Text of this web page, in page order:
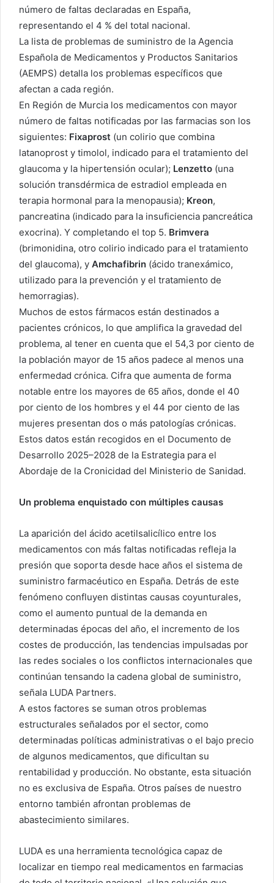
número de faltas declaradas en España,
representando el 4 % del total nacional.
La lista de problemas de suministro de la Agencia
Española de Medicamentos y Productos Sanitarios
(AEMPS) detalla los problemas específicos que
afectan a cada región.
En Región de Murcia los medicamentos con mayor
número de faltas notificadas por las farmacias son los
siguientes: Fixaprost (un colirio que combina
latanoprost y timolol, indicado para el tratamiento del
glaucoma y la hipertensión ocular); Lenzetto (una
solución transdérmica de estradiol empleada en
terapia hormonal para la menopausia); Kreon,
pancreatina (indicado para la insuficiencia pancreática
exocrina). Y completando el top 5. Brimvera
(brimonidina, otro colirio indicado para el tratamiento
del glaucoma), y Amchafibrin (ácido tranexámico,
utilizado para la prevención y el tratamiento de
hemorragias).
Muchos de estos fármacos están destinados a
pacientes crónicos, lo que amplifica la gravedad del
problema, al tener en cuenta que el 54,3 por ciento de
la población mayor de 15 años padece al menos una
enfermedad crónica. Cifra que aumenta de forma
notable entre los mayores de 65 años, donde el 40
por ciento de los hombres y el 44 por ciento de las
mujeres presentan dos o más patologías crónicas.
Estos datos están recogidos en el Documento de
Desarrollo 2025–2028 de la Estrategia para el
Abordaje de la Cronicidad del Ministerio de Sanidad.
Un problema enquistado con múltiples causas
La aparición del ácido acetilsalicílico entre los
medicamentos con más faltas notificadas refleja la
presión que soporta desde hace años el sistema de
suministro farmacéutico en España. Detrás de este
fenómeno confluyen distintas causas coyunturales,
como el aumento puntual de la demanda en
determinadas épocas del año, el incremento de los
costes de producción, las tendencias impulsadas por
las redes sociales o los conflictos internacionales que
continúan tensando la cadena global de suministro,
señala LUDA Partners.
A estos factores se suman otros problemas
estructurales señalados por el sector, como
determinadas políticas administrativas o el bajo precio
de algunos medicamentos, que dificultan su
rentabilidad y producción. No obstante, esta situación
no es exclusiva de España. Otros países de nuestro
entorno también afrontan problemas de
abastecimiento similares.
LUDA es una herramienta tecnológica capaz de
localizar en tiempo real medicamentos en farmacias